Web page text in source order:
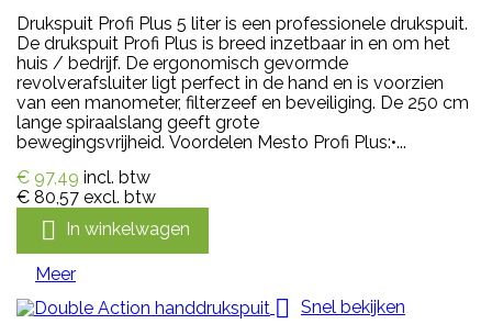
Drukspuit Profi Plus 5 liter is een professionele drukspuit.
De drukspuit Profi Plus is breed inzetbaar in en om het
huis / bedrijf. De ergonomisch gevormde
revolverafsluiter ligt perfect in de hand en is voorzien
van een manometer, filterzeef en beveiliging. De 250 cm
lange spiraalslang geeft grote
bewegingsvrijheid. Voordelen Mesto Profi Plus:•...
€ 97,49 incl. btw
€ 80,57 excl. btw
 In winkelwagen
Meer
 Snel bekijken